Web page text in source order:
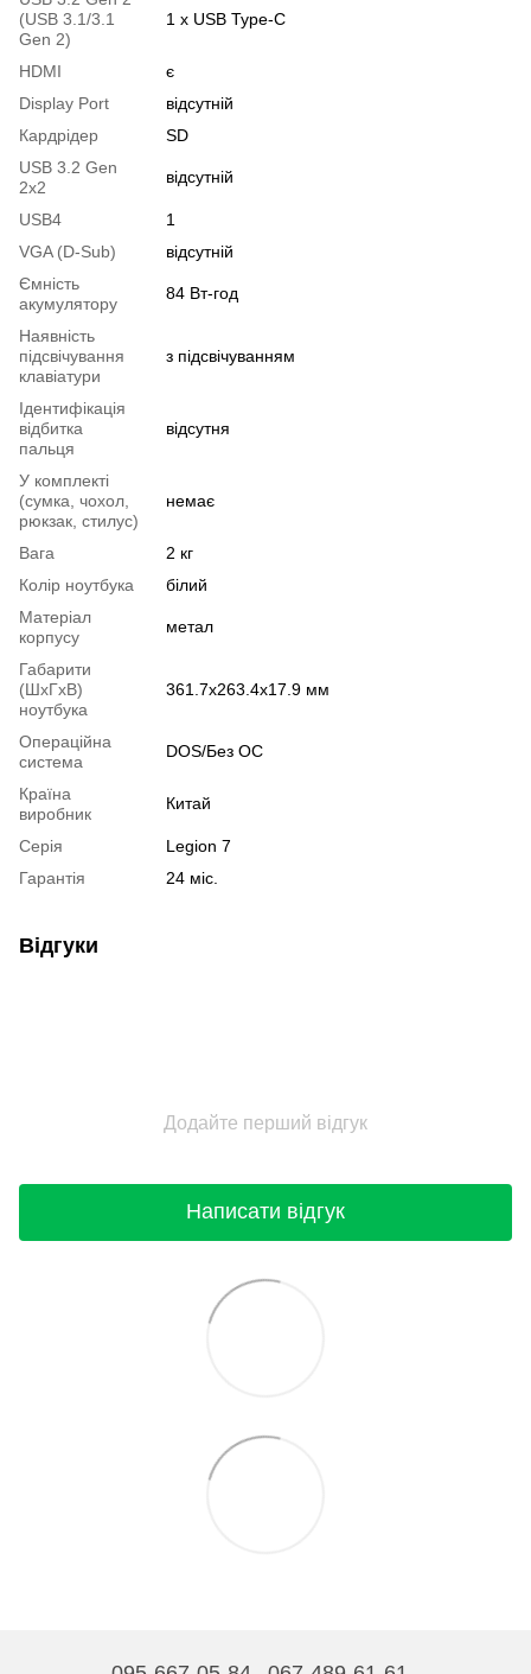
(USB 3.1/3.1
Gen 2)
1 х USB Type-C
HDMI
є
Display Port
відсутній
Кардрідер
SD
USB 3.2 Gen
2x2
відсутній
USB4
1
VGA (D-Sub)
відсутній
Ємність
акумулятору
84 Вт-год
Наявність
підсвічування
клавіатури
з підсвічуванням
Ідентифікація
відбитка
пальця
відсутня
У комплекті
(сумка, чохол,
рюкзак, стилус)
немає
Вага
2 кг
Колір ноутбука
білий
Матеріал
корпусу
метал
Габарити
(ШхГхВ)
ноутбука
361.7х263.4х17.9 мм
Операційна
система
DOS/Без ОС
Країна
виробник
Китай
Серія
Legion 7
Гарантія
24 міс.
Відгуки
Додайте перший відгук
Написати відгук